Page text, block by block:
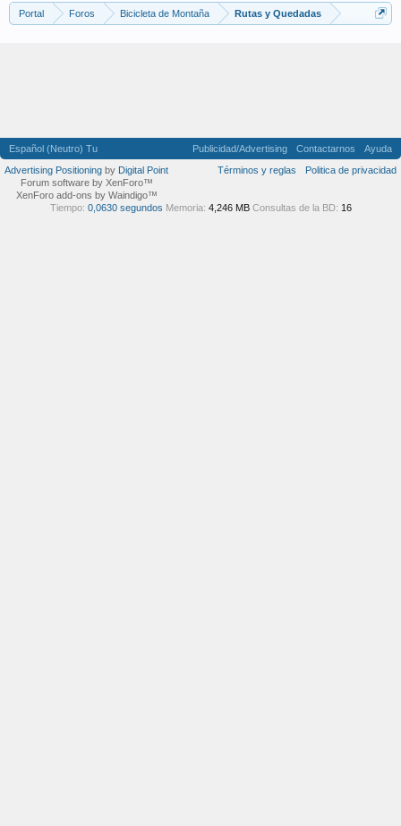
Portal Foros Bicicleta de Montaña Rutas y Quedadas
Español (Neutro) Tu Publicidad/Advertising Contactarnos
Ayuda
Términos y reglas
Politica de privacidad
Advertising Positioning by Digital Point
Forum software by XenForo™
XenForo add-ons by Waindigo™
Tiempo: 0,0630 segundos Memoria: 4,246 MB Consultas de la BD: 16